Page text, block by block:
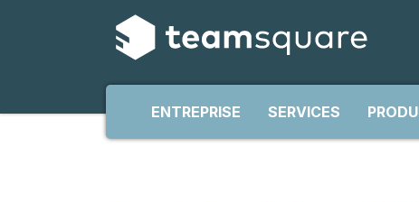
ENTREPRISE SERVICES